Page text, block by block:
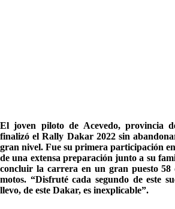
El joven piloto de Acevedo, provincia
finalizó el Rally Dakar 2022 sin
gran nivel. Fue su primera participación
de una extensa preparación junto a su
concluir la carrera en un gran puesto 58
motos. “Disfruté cada segundo de este
llevo, de este Dakar, es inexplicable”.